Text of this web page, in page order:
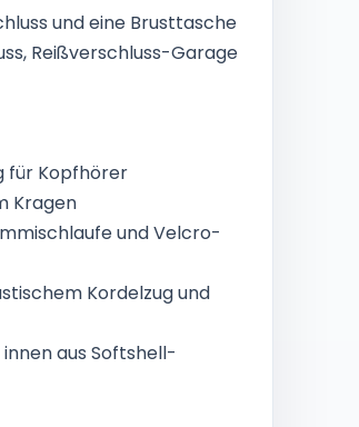
und eine Brusttasche
Reißverschluss-Garage
für Kopfhörer
Kragen
und Velcro-
Kordelzug und
aus Softshell-